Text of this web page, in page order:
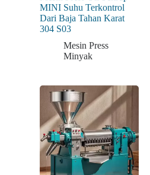
MINI Suhu Terkontrol
Dari Baja Tahan Karat
304 S03
Mesin Press
Minyak